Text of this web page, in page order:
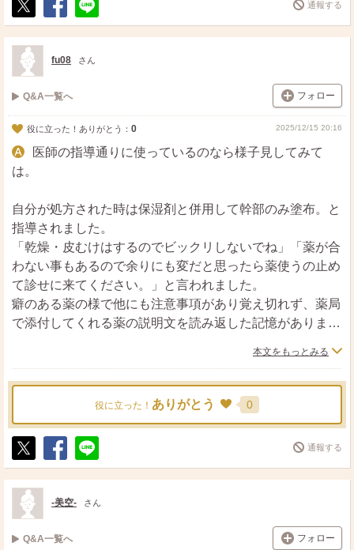
ポ
ス
ト
シ
ェ
送
る
通報する
fu08 さん
Q&A一覧へ フォロー
役に立った！ありがとう： 0 2025/12/15 20:16
医師の指導通りに使っているのなら様子見してみて
は。
自分が処方された時は保湿剤と併用して幹部のみ塗布。と
指導されました。
「乾燥・皮むけはするのでビックリしないでね」「薬が合
わない事もあるので余りにも変だと思ったら薬使うの止め
て診せに来てください。」と言われました。
癖のある薬の様で他にも注意事項があり覚え切れず、薬局
で添付してくれる薬の説明文を読み返した記憶がありま
本文をもっとみる
役に立った！ ありがとう 0
ポ
ス
ト
シ
ェ
送
る
通報する
-美空- さん
Q&A一覧へ フォロー